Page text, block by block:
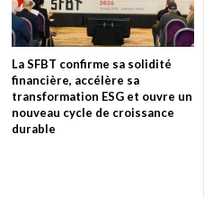
La SFBT confirme sa solidité
financière, accélère sa
transformation ESG et ouvre un
nouveau cycle de croissance
durable